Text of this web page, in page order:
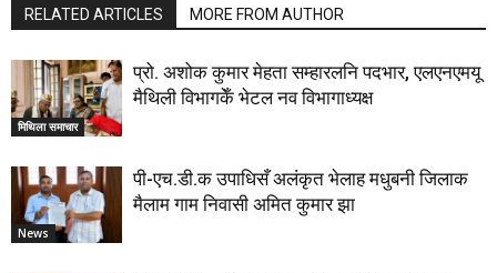
RELATED ARTICLES MORE FROM AUTHOR
मिथिला समाचार
प्रो. अशोक कुमार मेहता सम्हारलनि पदभार, एलएनएमयू
मैथिली विभागकेँ भेटल नव विभागाध्यक्ष
News
पी-एच.डी.क उपाधिसँ अलंकृत भेलाह मधुबनी जिलाक
मैलाम गाम निवासी अमित कुमार झा